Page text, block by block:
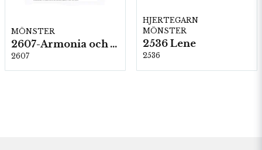
MÖNSTER
2607-Armonia och Alpaca 400
2607
HJERTEGARN
MÖNSTER
2536 Lene
2536